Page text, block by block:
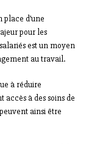
d’une
pour les
est un moyen
au travail.
à réduire
accès à des soins de
ainsi être